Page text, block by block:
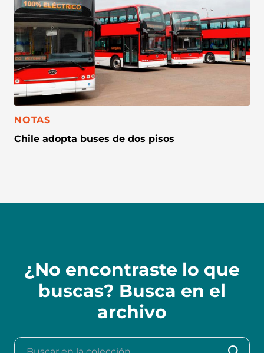
CATEGORÍA:
NOTAS
Chile adopta buses de dos pisos
¿No encontraste lo que
buscas? Busca en el
archivo
Buscar en la colección